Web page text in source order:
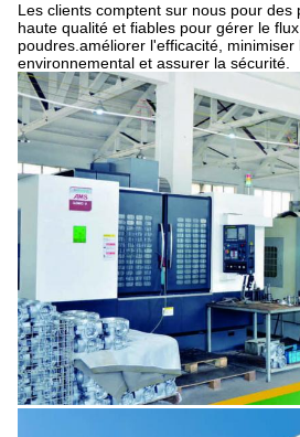
Les clients comptent sur nous pour des
haute qualité et fiables pour gérer le
poudres.améliorer l'efficacité, minimiser
environnemental et assurer la sécurité.